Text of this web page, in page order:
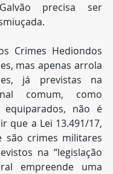
precisa ser
Crimes Hediondos
mas apenas arrola
já previstas na
comum, como
não é
que a Lei 13.491/17,
são crimes militares
na “legislação
empreende uma